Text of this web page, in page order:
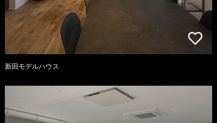
新田モデルハウス